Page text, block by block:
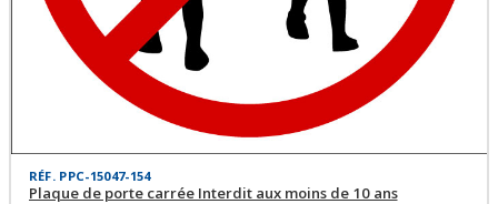
RÉF. PPC-15047-154
Plaque de porte carrée Interdit aux moins de 10 ans